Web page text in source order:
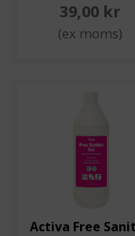
39,00 kr
(ex moms)
Activa Free